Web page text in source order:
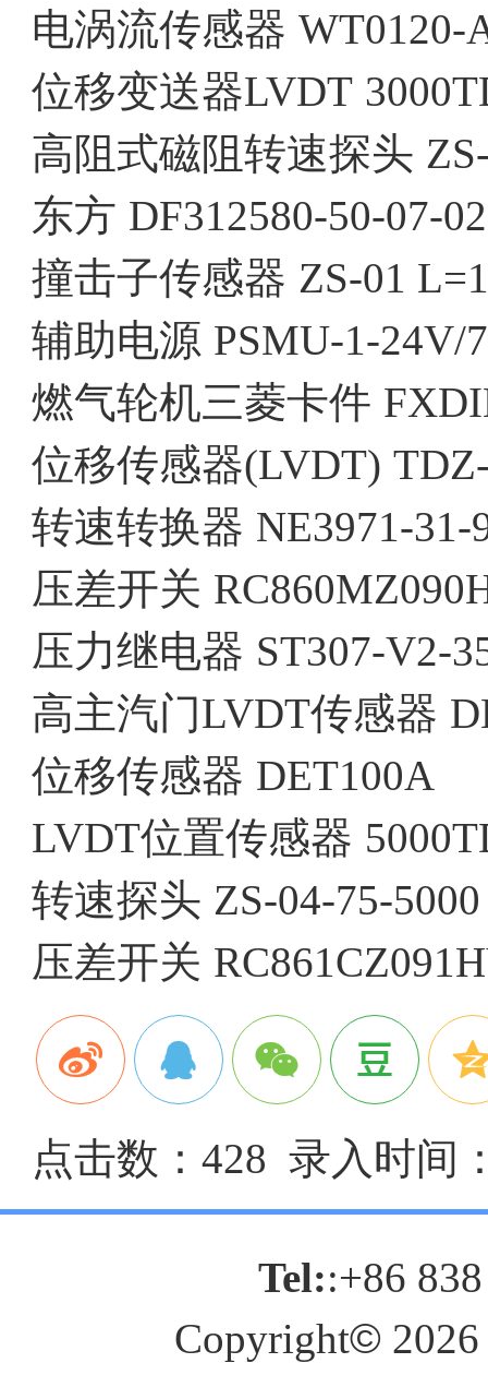
电涡流传感器 WT0120-
位移变送器LVDT
高阻式磁阻转速探头
东方 DF312580-50-07-02
撞击子传感器 ZS-01
辅助电源 PSMU-1-24V/
燃气轮机三菱卡件
位移传感器(LVDT)
转速转换器 NE3971-31-
压差开关
压力继电器 ST307-V2-
高主汽门LVDT传感器
位移传感器 DET100A
LVDT位置传感器
转速探头 ZS-04-75-5000
压差开关
点击数：428 录入时间
Tel::+86
Copyright© 2026